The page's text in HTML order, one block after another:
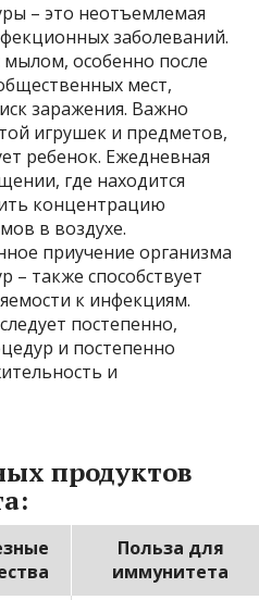
– это неотъемлемая
заболеваний.
мылом, особенно после
мест,
заражения. Важно
игрушек и предметов,
ребенок. Ежедневная
где находится
концентрацию
в воздухе.
приучение организма
– также способствует
к инфекциям.
постепенно,
и постепенно
и
продуктов
Польза для
иммунитета